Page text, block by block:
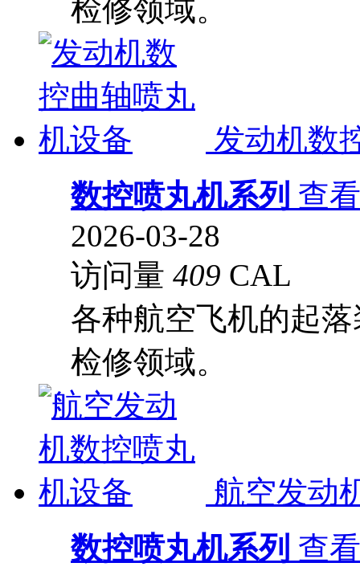
检修领域。
发动机数
数控喷丸机系列 查
2026-03-28
访问量 409 CAL
各种航空飞机的起
检修领域。
航空发动
数控喷丸机系列 查